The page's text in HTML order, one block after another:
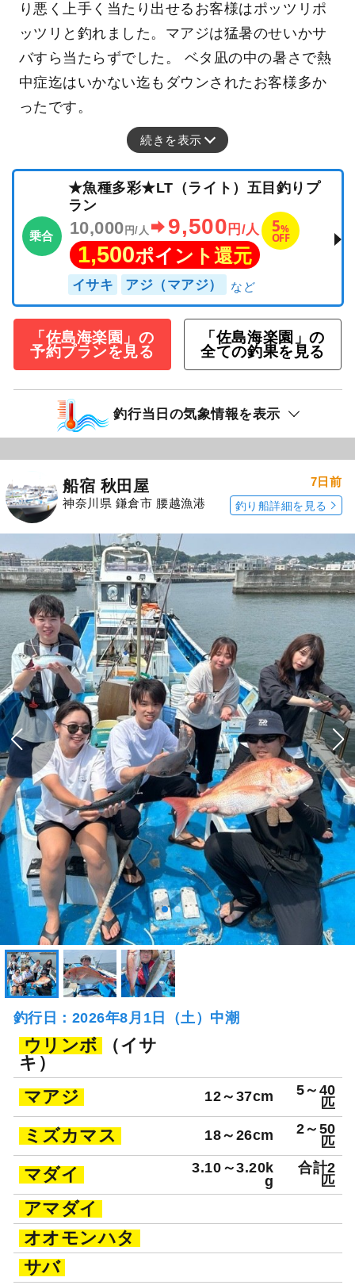
り悪く上手く当たり出せるお客様はポッツリポ
ッツリと釣れました。マアジは猛暑のせいかサ
バすら当たらずでした。 ベタ凪の中の暑さで熱
中症迄はいかない迄もダウンされたお客様多か
ったです。
続きを表示
乗合
★魚種多彩★LT（ライト）五目釣りプ
ラン
10,000 円/人 9,500 円/人 5%
OFF
1,500ポイント還元
イサキ アジ（マアジ）
「佐島海楽園」の
予約プランを見る
「佐島海楽園」の
全ての釣果を見る
釣行当日の気象情報を表示
船宿 秋田屋
神奈川県 鎌倉市 腰越漁港
7日前
釣り船詳細を見る
釣行日：2026年8月1日（土）中潮
ウリンボ
（イサ
キ）
マアジ
12～37cm
5～40
匹
ミズカマス 18～26cm
2～50
匹
マダイ
3.10～3.20k
g
合計2
匹
アマダイ
オオモンハタ
サバ